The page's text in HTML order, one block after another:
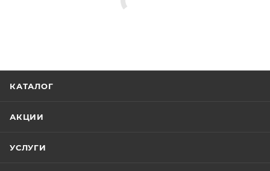
КАТАЛОГ
АКЦИИ
УСЛУГИ